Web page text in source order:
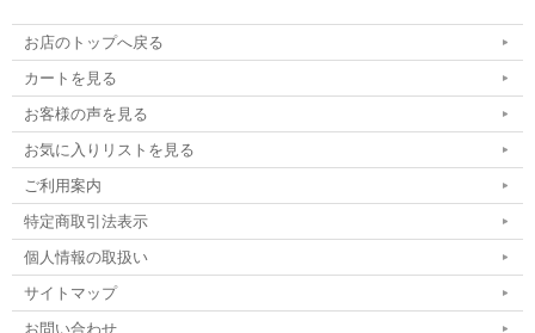
お店のトップへ戻る
カートを見る
お客様の声を見る
お気に入りリストを見る
ご利用案内
特定商取引法表示
個人情報の取扱い
サイトマップ
お問い合わせ